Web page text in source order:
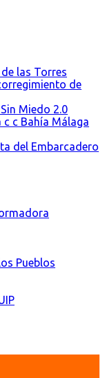
las Torres
de
Miedo 2.0
c Bahía Málaga
del Embarcadero
Pueblos